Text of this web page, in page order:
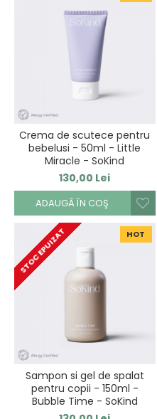
Crema de scutece pentru
bebelusi - 50ml - Little
Miracle - SoKind
130,00 Lei
ADAUGĂ ÎN COŞ
HOT
STOC EPUIZAT
Sampon si gel de spalat
pentru copii - 150ml -
Bubble Time - SoKind